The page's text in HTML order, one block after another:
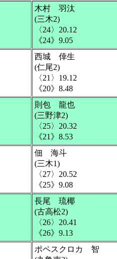
木村 羽汰
(三木2)
〈24〉20.12
《24》9.05
西城 倖生
(仁尾2)
〈21〉19.12
《20》8.48
則包 龍也
(三野津2)
〈25〉20.32
《21》8.53
佃 海斗
(三木1)
〈27〉20.52
《25》9.08
長尾 琉椰
(古高松2)
〈26〉20.41
《26》9.13
ポペスクロカ 智